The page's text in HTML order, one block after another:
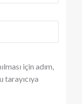
için adım,